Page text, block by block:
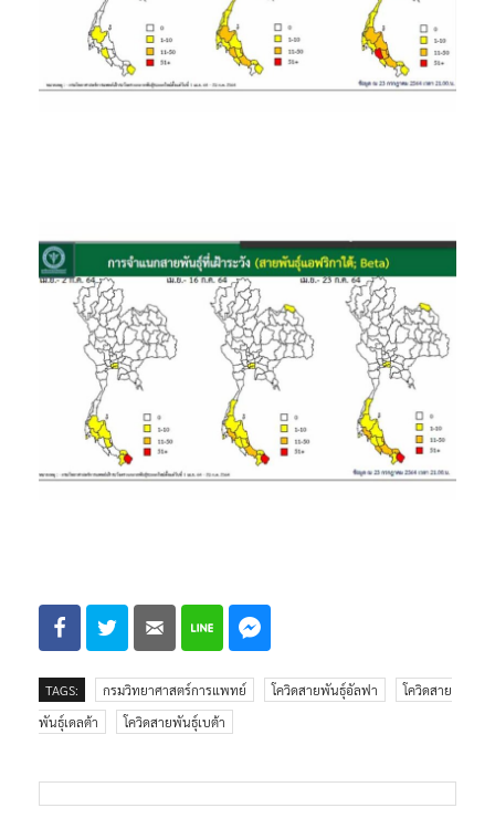
TAGS: กรมวิทยาศาสตร์การแพทย์ โควิดสายพันธุ์อัลฟา
โควิดสาย
พันธุ์เดลต้า
โควิดสายพันธุ์เบต้า